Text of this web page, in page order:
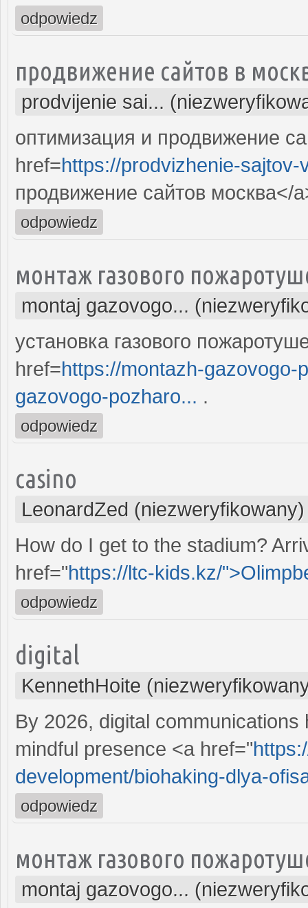
odpowiedz
продвижение сайтов в
prodvijenie sai...
оптимизация и продвижение
href=https://prodvizhenie-
продвижение сайтов москва</
odpowiedz
монтаж газового
montaj gazovogo...
установка газового
href=https://montazh-gazovogo-
gazovogo-pozharo... .
odpowiedz
casino
LeonardZed (niezweryfikowany)
How do I get to the stadium?
href="https://ltc-kids.kz/
odpowiedz
digital
KennethHoite
By 2026, digital
mindful presence <a href="
development/biohaking-dlya-
odpowiedz
монтаж газового
montaj gazovogo...